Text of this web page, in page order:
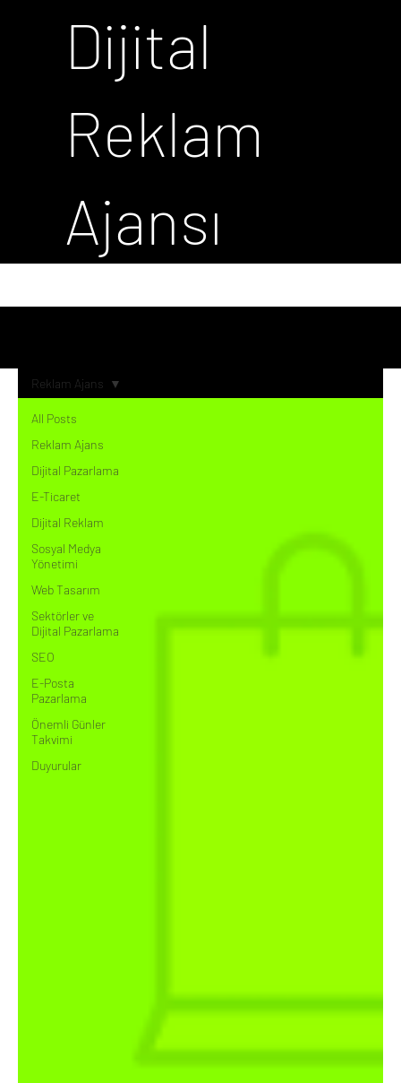
Dijital
Reklam
Ajansı
All Posts
Reklam Ajans
Dijital Pazarlama
E-Ticaret
Dijital Reklam
Sosyal Medya
Yönetimi
Web Tasarım
Sektörler ve
Dijital Pazarlama
SEO
E-Posta
Pazarlama
Önemli Günler
Takvimi
Duyurular
Reklam Ajans